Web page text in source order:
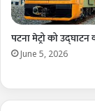
पटना मेट्रो को
June 5, 2026